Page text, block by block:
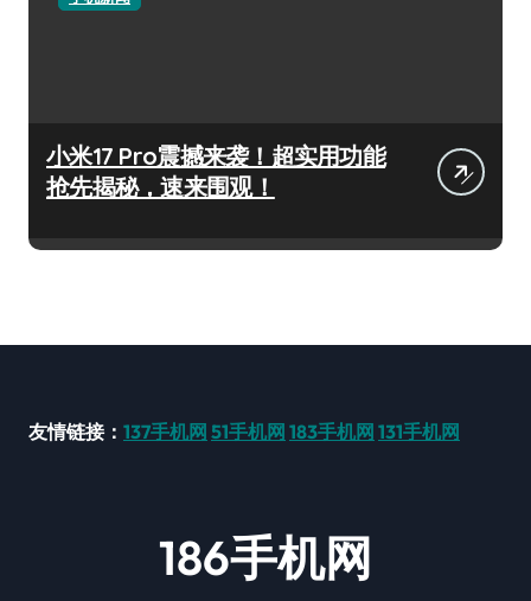
小米17 Pro震撼来袭！超实用功能
抢先揭秘，速来围观！
友情链接： 137手机网 51手机网 183手机网 131手机网
186手机网